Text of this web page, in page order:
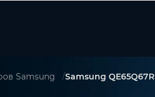
Samsung Samsung QE65Q67R